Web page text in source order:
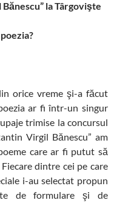
la Târgovişte
orice vreme şi-a făcut
ar fi într-un singur
trimise la concursul
Virgil Bănescu” am
care ar fi putut să
dintre cei pe care
i-au selectat propun
de formulare şi de